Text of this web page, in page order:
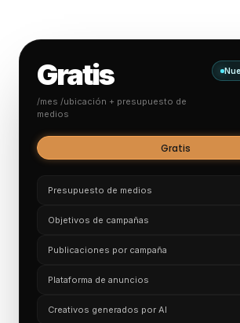
Gratis
/mes /ubicación + presupuesto de
medios
Gratis
Presupuesto de medios
Objetivos de campañas
Publicaciones por campaña
Plataforma de anuncios
Creativos generados por AI